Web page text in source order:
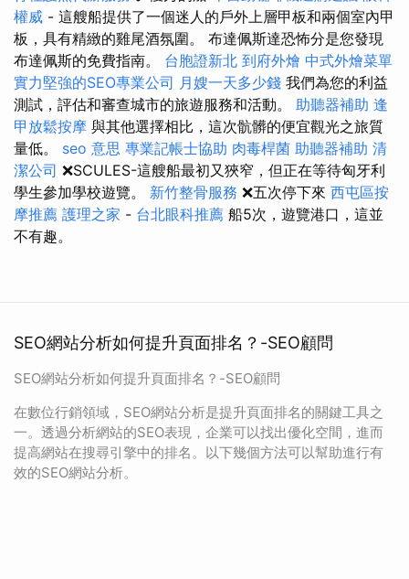
權威 - 這艘船提供了一個迷人的戶外上層甲板和兩個室內甲
板，具有精緻的雞尾酒氛圍。 布達佩斯達恐怖分是您發現
布達佩斯的免費指南。 台胞證新北 到府外燴 中式外燴菜單
實力堅強的SEO專業公司 月嫂一天多少錢 我們為您的利益
測試，評估和審查城市的旅遊服務和活動。 助聽器補助 逢
甲放鬆按摩 與其他選擇相比，這次骯髒的便宜觀光之旅質
量低。 seo 意思 專業記帳士協助 肉毒桿菌 助聽器補助 清
潔公司 ❌SCULES-這艘船最初又狹窄，但正在等待匈牙利
學生參加學校遊覽。 新竹整骨服務 ❌五次停下來 西屯區按
摩推薦 護理之家 - 台北眼科推薦 船5次，遊覽港口，這並
不有趣。
SEO網站分析如何提升頁面排名？-SEO顧問
SEO網站分析如何提升頁面排名？-SEO顧問
在數位行銷領域，SEO網站分析是提升頁面排名的關鍵工具之
一。透過分析網站的SEO表現，企業可以找出優化空間，進而
提高網站在搜尋引擎中的排名。以下幾個方法可以幫助進行有
效的SEO網站分析。